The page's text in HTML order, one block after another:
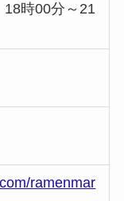
18時00分～21
ramenmar